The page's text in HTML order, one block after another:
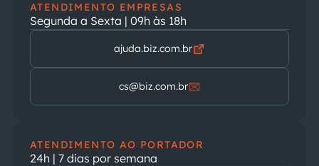
ATENDIMENTO EMPRESAS
Segunda a Sexta | 09h às 18h
ajuda.biz.com.br
cs@biz.com.br
ATENDIMENTO AO PORTADOR
24h | 7 dias por semana